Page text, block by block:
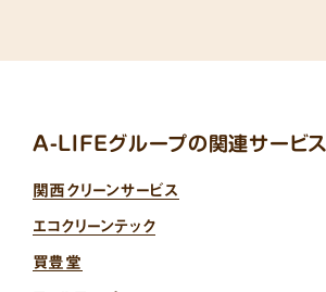
A-LIFEグループの関連サービス
関西クリーンサービス
エコクリーンテック
買豊堂